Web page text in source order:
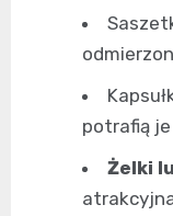
potrafią je
Żelki